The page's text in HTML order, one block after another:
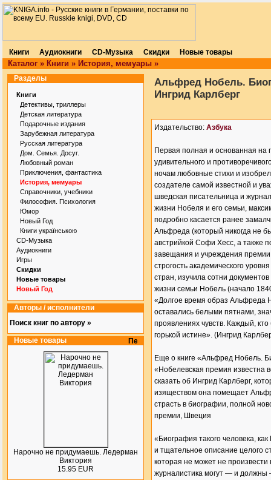
Книги Аудиокниги CD-Музыка Скидки Новые товары
Каталог » Книги » История, мемуары »
Разделы
Книги
Детективы, триллеры
Детская литература
Подарочные издания
Зарубежная литература
Русская литература
Дом. Семья. Досуг.
Любовный роман
Приключения, фантастика
История, мемуары
Справочники, учебники
Философия. Психология
Юмор
Новый Год
Книги українською
CD-Музыка
Аудиокниги
Игры
Скидки
Новые товары
Новый Год
Авторы / исполнители
Поиск книг по автору »
Новые товары
Нарочно не придумаешь. Ледерман
Виктория
15.95 EUR
Альфред Нобель.
Ингрид Карлберг
Издательство: Азбука
Первая полная и основанная
удивительного и
ночам любовные стихи и
создателе самой известной и
шведская писательница и
жизни Нобеля и его семьи,
подробно касается ранее
Альфреда (который никогда не
австрийкой Софи Хесс, а также
завещания и учреждения
строгость академического
стран, изучила сотни
жизни семьи Нобель (начало
«Долгое время образ Альфреда
оставались белыми пятнами,
проявлениях чувств. Каждый,
горькой истине». (Ингрид
Еще о книге «Альфред Нобель.
«Нобелевская премия известна
сказать об Ингрид Карлберг,
изяществом она помещает
страсть в биографии, полной
премии, Швеция
«Биография такого человека,
и тщательное описание целого
которая не может не произвести
журналистика могут — и